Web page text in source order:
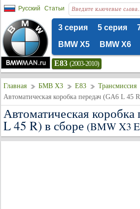
Русский Статьи
3 серия 5 серия
BMW X5
BMW X6
E83 (2003-2010)
Главная БМВ Х3 E83 Трансмиссия
Автоматическая коробка передач (GA6 L 45
Автоматическая коробка
L 45 R) в сборе (BMW X3